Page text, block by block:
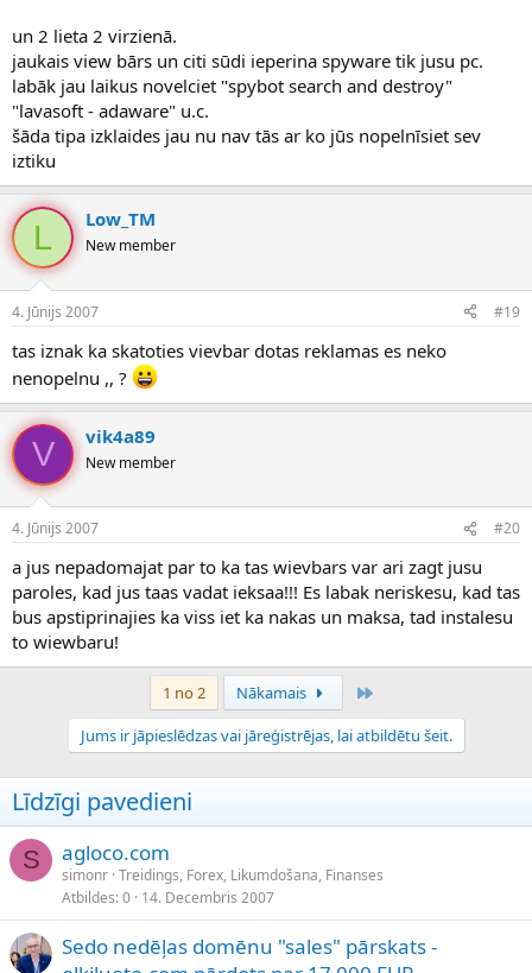
un 2 lieta 2 virzienā.
jaukais view bārs un citi sūdi ieperina spyware tik jusu pc.
labāk jau laikus novelciet "spybot search and destroy"
"lavasoft - adaware" u.c.
šāda tipa izklaides jau nu nav tās ar ko jūs nopelnīsiet sev
iztiku
L Low_TM
New member
4. Jūnijs 2007 #19
tas iznak ka skatoties vievbar dotas reklamas es neko
nenopelnu ,, ?
V vik4a89
New member
4. Jūnijs 2007 #20
a jus nepadomajat par to ka tas wievbars var ari zagt jusu
paroles, kad jus taas vadat ieksaa!!! Es labak neriskesu, kad tas
bus apstiprinajies ka viss iet ka nakas un maksa, tad instalesu
to wiewbaru!
1 no 2 Nākamais
Jums ir jāpieslēdzas vai jāreģistrējas, lai atbildētu šeit.
Līdzīgi pavedieni
S agloco.com
simonr Treidings, Forex, Likumdošana, Finanses
Atbildes 0 14. Decembris 2007
Sedo nedēļas domēnu "sales" pārskats -